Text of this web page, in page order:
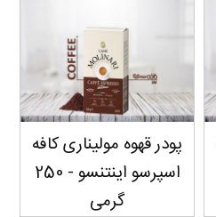
پودر قهوه مولیناری کافه
اسپرسو اینتنسو - 250
گرمی